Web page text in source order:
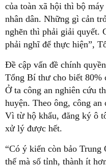
của toàn xã hội thì bộ
nhân dân. Những gì cản
nghẽn thì phải giải quyết.
phải nghĩ để thực hiện”,
Đề cập vấn đề chính
Tổng Bí thư cho biết 80%
Ở ta công an nghiên cứu
huyện. Theo ông, công
Vì từ hộ khẩu, đăng ký ô
xử lý được hết.
“Có ý kiến còn bảo Trung
thế mà số tỉnh, thành ít